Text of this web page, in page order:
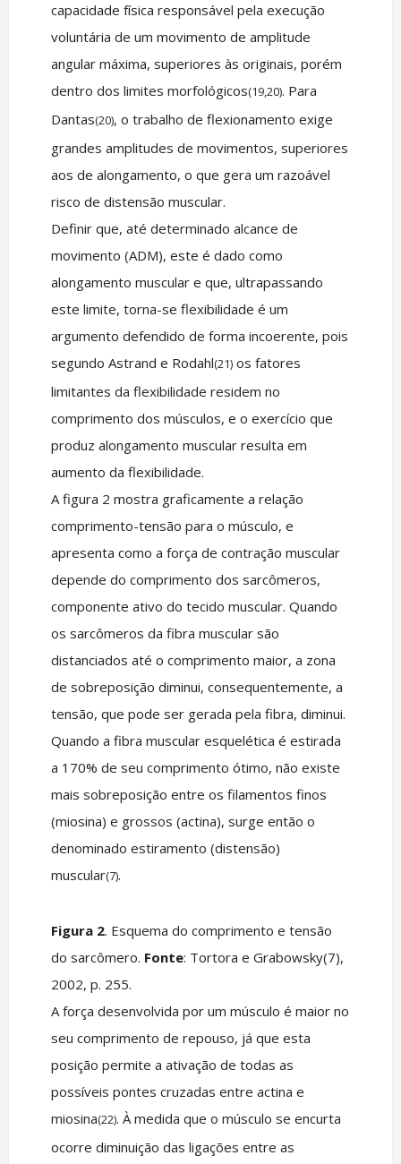
capacidade física responsável pela execução
voluntária de um movimento de amplitude
angular máxima, superiores às originais, porém
dentro dos limites morfológicos(19,20). Para
Dantas(20), o trabalho de flexionamento exige
grandes amplitudes de movimentos, superiores
aos de alongamento, o que gera um razoável
risco de distensão muscular.
Definir que, até determinado alcance de
movimento (ADM), este é dado como
alongamento muscular e que, ultrapassando
este limite, torna-se flexibilidade é um
argumento defendido de forma incoerente, pois
segundo Astrand e Rodahl(21)os fatores
limitantes da flexibilidade residem no
comprimento dos músculos, e o exercício que
produz alongamento muscular resulta em
aumento da flexibilidade.
A figura 2 mostra graficamente a relação
comprimento-tensão para o músculo, e
apresenta como a força de contração muscular
depende do comprimento dos sarcômeros,
componente ativo do tecido muscular. Quando
os sarcômeros da fibra muscular são
distanciados até o comprimento maior, a zona
de sobreposição diminui, consequentemente, a
tensão, que pode ser gerada pela fibra, diminui.
Quando a fibra muscular esquelética é estirada
a 170% de seu comprimento ótimo, não existe
mais sobreposição entre os filamentos finos
(miosina) e grossos (actina), surge então o
denominado estiramento (distensão)
muscular(7).
Figura 2. Esquema do comprimento e tensão
do sarcômero. Fonte: Tortora e Grabowsky(7),
2002, p. 255.
A força desenvolvida por um músculo é maior no
seu comprimento de repouso, já que esta
posição permite a ativação de todas as
possíveis pontes cruzadas entre actina e
miosina(22). À medida que o músculo se encurta
ocorre diminuição das ligações entre as